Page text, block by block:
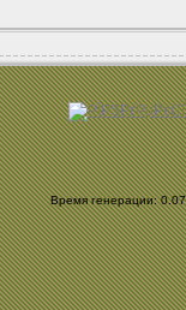
Время генерации: